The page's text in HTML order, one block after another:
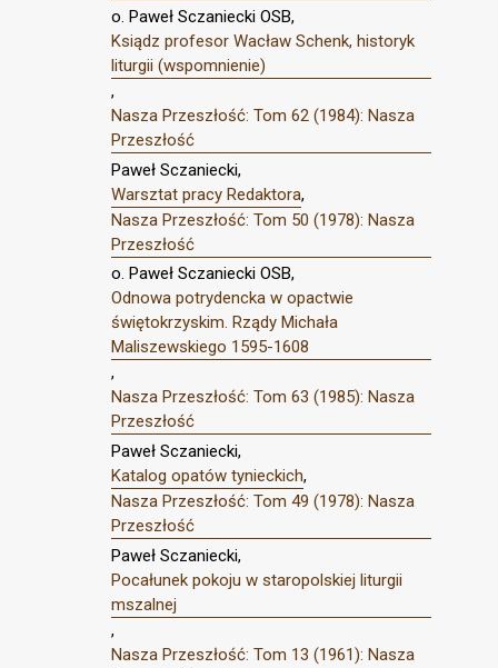
o. Paweł Sczaniecki OSB,
Ksiądz profesor Wacław Schenk, historyk
liturgii (wspomnienie)
,
Nasza Przeszłość: Tom 62 (1984): Nasza
Przeszłość
Paweł Sczaniecki,
Warsztat pracy Redaktora,
Nasza Przeszłość: Tom 50 (1978): Nasza
Przeszłość
o. Paweł Sczaniecki OSB,
Odnowa potrydencka w opactwie
świętokrzyskim. Rządy Michała
Maliszewskiego 1595-1608
,
Nasza Przeszłość: Tom 63 (1985): Nasza
Przeszłość
Paweł Sczaniecki,
Katalog opatów tynieckich,
Nasza Przeszłość: Tom 49 (1978): Nasza
Przeszłość
Paweł Sczaniecki,
Pocałunek pokoju w staropolskiej liturgii
mszalnej
,
Nasza Przeszłość: Tom 13 (1961): Nasza